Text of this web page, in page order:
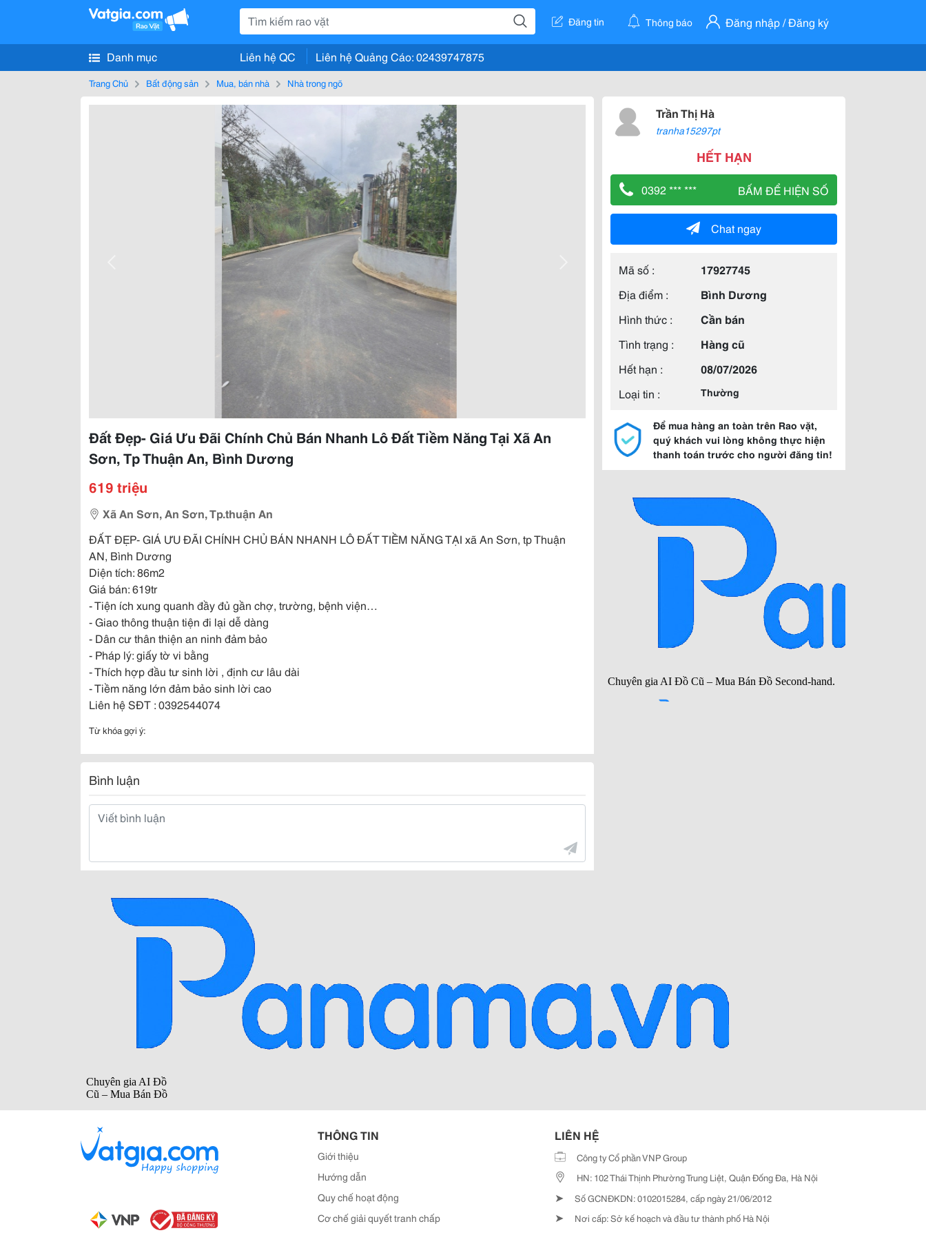
Đăng tin Thông báo Đăng nhập / Đăng ký
Danh mục Liên hệ QC Liên hệ Quảng Cáo: 02439747875
Trang Chủ Bất động sản Mua, bán nhà Nhà trong ngõ
Đất Đẹp- Giá Ưu Đãi Chính Chủ Bán Nhanh Lô Đất Tiềm Năng Tại Xã An
Sơn, Tp Thuận An, Bình Dương
619 triệu
Xã An Sơn, An Sơn, Tp.thuận An
ĐẤT ĐẸP- GIÁ ƯU ĐÃI CHÍNH CHỦ BÁN NHANH LÔ ĐẤT TIỀM NĂNG TẠI xã An Sơn, tp Thuận
AN, Bình Dương
Diện tích: 86m2
Giá bán: 619tr
- Tiện ích xung quanh đầy đủ gần chợ, trường, bệnh viện…
- Giao thông thuận tiện đi lại dễ dàng
- Dân cư thân thiện an ninh đảm bảo
- Pháp lý: giấy tờ vi bằng
- Thích hợp đầu tư sinh lời , định cư lâu dài
- Tiềm năng lớn đảm bảo sinh lời cao
Liên hệ SĐT : 0392544074
Từ khóa gợi ý:
Bình luận
Trần Thị Hà
tranha15297pt
HẾT HẠN
0392 *** *** BẤM ĐỂ HIỆN SỐ
Chat ngay
Mã số :
17927745
Địa điểm :
Bình Dương
Hình thức :
Cần bán
Tình trạng :
Hàng cũ
Hết hạn :
08/07/2026
Loại tin :
Thường
Để mua hàng an toàn trên Rao vặt,
quý khách vui lòng không thực hiện
thanh toán trước cho người đăng tin!
THÔNG TIN
Giới thiệu
Hướng dẫn
Quy chế hoạt động
Cơ chế giải quyết tranh chấp
LIÊN HỆ
Công ty Cổ phần VNP Group
HN: 102 Thái Thịnh Phường Trung Liệt, Quận Đống Đa, Hà Nội
➤ Số GCNĐKDN: 0102015284, cấp ngày 21/06/2012
➤ Nơi cấp: Sở kế hoạch và đầu tư thành phố Hà Nội